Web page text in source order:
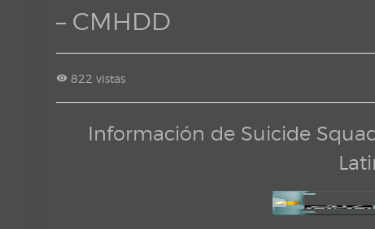
– CMHDD
822 vistas
Información de Suicide